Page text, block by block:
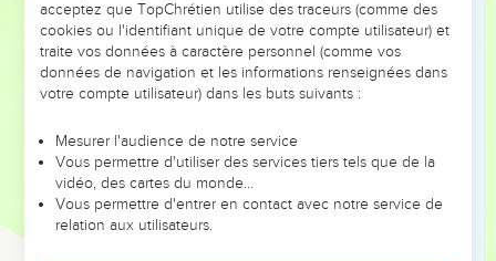
des Arabes qui sont voisins des Ethiopiens.
Ils montèrent contre Juda, y lancèrent une attaque et
emmenèrent avec eux toutes les richesses qui se trouvaient
dans le palais du roi, y compris ses fils et ses femmes, de
jeune d’entre eux.
Après tout cela, l'Eternel le frappa d'une maladie des
intestins qui était incurable.
19
acceptez que TopChrétien utilise des traceurs (comme des
cookies ou l'identifiant unique de votre compte utilisateur) et
traite vos données à caractère personnel (comme vos
données de navigation et les informations renseignées dans
votre compte utilisateur) dans les buts suivants :
Mesurer l'audience de notre service
Vous permettre d'utiliser des services tiers tels que de la
vidéo, des cartes du monde…
Vous permettre d'entrer en contact avec notre service de
relation aux utilisateurs.